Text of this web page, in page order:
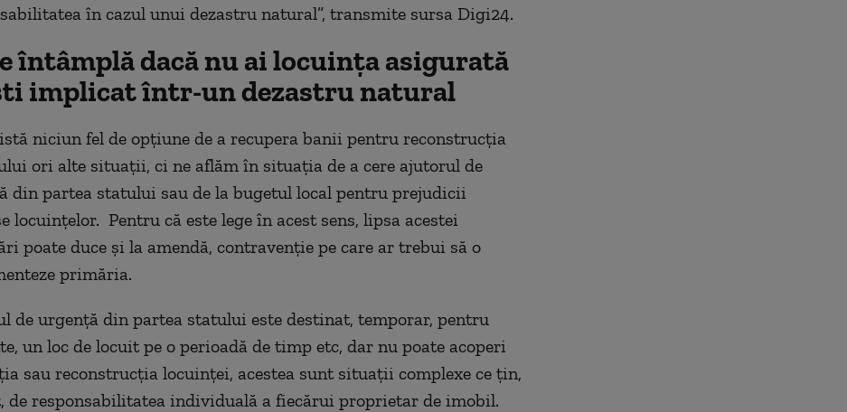
în cazul unui dezastru natural”, transmite sursa Digi24.
întâmplă dacă nu ai locuința asigurată
implicat într-un dezastru natural
niciun fel de opțiune de a recupera banii pentru reconstrucția
ori alte situații, ci ne aflăm în situația de a cere ajutorul de
din partea statului sau de la bugetul local pentru prejudicii
locuințelor. Pentru că este lege în acest sens, lipsa acestei
poate duce și la amendă, contravenție pe care ar trebui să o
primăria.
de urgență din partea statului este destinat, temporar, pentru
un loc de locuit pe o perioadă de timp etc, dar nu poate acoperi
sau reconstrucția locuinței, acestea sunt situații complexe ce țin,
de responsabilitatea individuală a fiecărui proprietar de imobil.